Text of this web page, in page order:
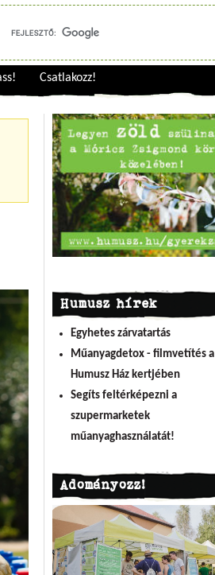
Csatlakozz!
Humusz hírek
Egyhetes zárvatartás
Műanyagdetox - filmvetítés a
Humusz Ház kertjében
Segíts feltérképezni a
szupermarketek
műanyaghasználatát!
Adományozz!